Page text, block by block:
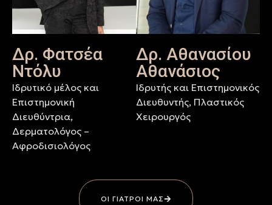
Δρ. Φατσέα
Ντόλυ
Ιδρυτικό μέλος και
Επιστημονική
Διευθύντρια,
Δερματολόγος –
Αφροδισιολόγος
Δρ. Αθανασίου
Αθανάσιος
Ιδρυτής και Επιστημονικός
Διευθυντής, Πλαστικός
Χειρουργός
ΟΙ ΓΙΑΤΡΟΙ ΜΑΣ